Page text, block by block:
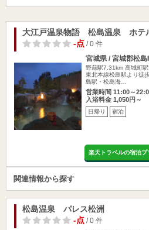
大江戸温泉物語 松島温泉 ホテ
-点/ 0 件
宮城県 / 宮城郡松島
野蒜駅7.31km 高城町
東北本線松島駅より徒
島駅・松島海…
営業時間 11:00～
入浴料金 1,050円～
日帰り 宿泊
楽天トラベルの宿泊プ
関連情報から探す
松島温泉 パレス松洲
-点/ 0 件